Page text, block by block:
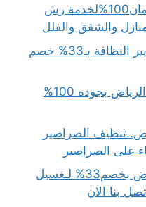
شركة رش مبيدات بالرياض ضمان100%لخدمة رش
شركة تنظيف بعفيف أعلى معايير النظافة بـ33% خصم
كشف تسربات المياه العزيزية الرياض بجوده 100%
الصراصير
شركة تنظيف بيوت شعر بالرياض بخصم33% لـغسيل